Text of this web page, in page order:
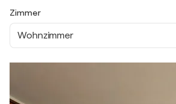
Zimmer
Wohnzimmer